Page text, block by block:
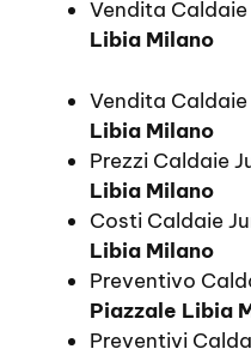
Vendita
Libia Milano
Vendita Caldaie
Libia Milano
Prezzi Caldaie
Libia Milano
Costi Caldaie
Libia Milano
Preventivo
Piazzale Libia
Preventivi